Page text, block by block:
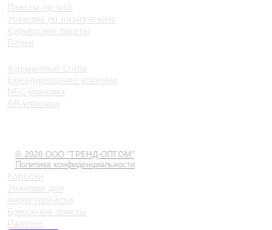
Пакеты zip-lock
Упаковка по назначению
Курьерские пакеты
Бирки
Фирменный стиль
Брендирование упаковки
NFC-упаковка
AR-упаковка
© 2026 ООО "ТРЕНД-ОПТОМ"
Политика конфиденциальности
Коробки
Упаковка для
маркетплейсов
Бумажные пакеты
Pantone